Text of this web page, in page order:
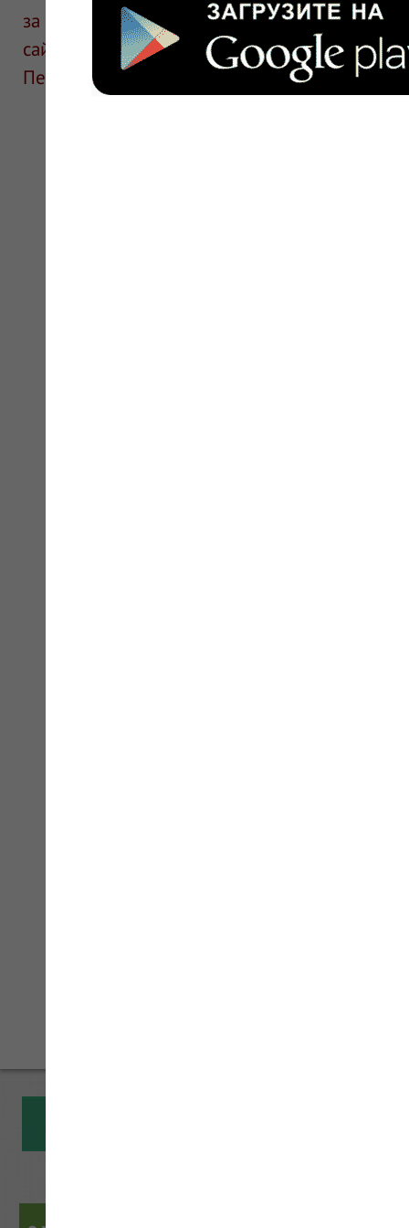
за информацию в отзывах. Описание
сайте для ознакомления и не является
Перед применением необходима